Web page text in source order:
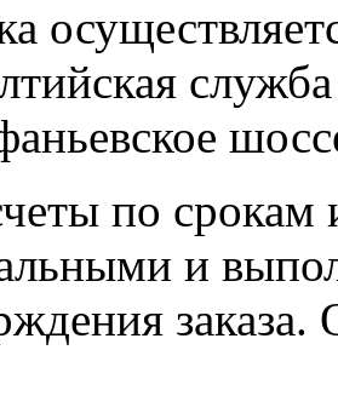
по срокам
и
заказа.